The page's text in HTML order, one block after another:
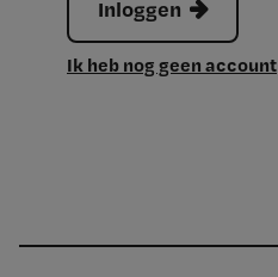
Inloggen
Ik heb nog geen account